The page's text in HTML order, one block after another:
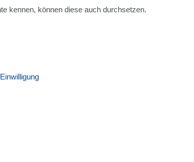
kennen, können diese auch durchsetzen.